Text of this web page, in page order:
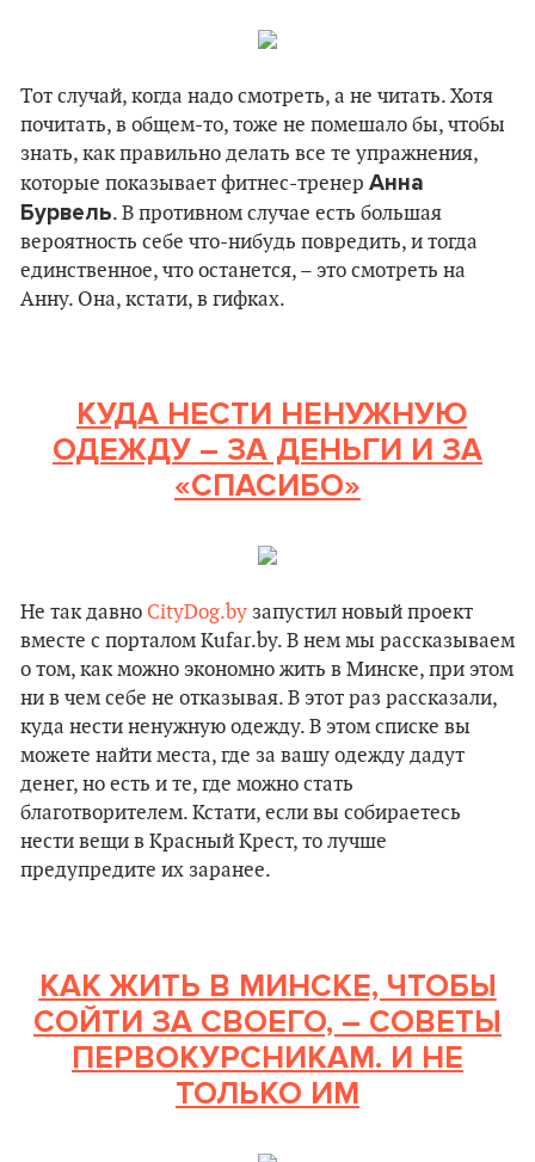
Тот случай, когда надо смотреть, а не читать. Хотя
почитать, в общем-то, тоже не помешало бы, чтобы
знать, как правильно делать все те упражнения,
которые показывает фитнес-тренер Анна
Бурвель. В противном случае есть большая
вероятность себе что-нибудь повредить, и тогда
единственное, что останется, – это смотреть на
Анну. Она, кстати, в гифках.
КУДА НЕСТИ НЕНУЖНУЮ
ОДЕЖДУ – ЗА ДЕНЬГИ И ЗА
«СПАСИБО»
Не так давно CityDog.by запустил новый проект
вместе с порталом Kufar.by. В нем мы рассказываем
о том, как можно экономно жить в Минске, при этом
ни в чем себе не отказывая. В этот раз рассказали,
куда нести ненужную одежду. В этом списке вы
можете найти места, где за вашу одежду дадут
денег, но есть и те, где можно стать
благотворителем. Кстати, если вы собираетесь
нести вещи в Красный Крест, то лучше
предупредите их заранее.
КАК ЖИТЬ В МИНСКЕ, ЧТОБЫ
СОЙТИ ЗА СВОЕГО, – СОВЕТЫ
ПЕРВОКУРСНИКАМ. И НЕ
ТОЛЬКО ИМ